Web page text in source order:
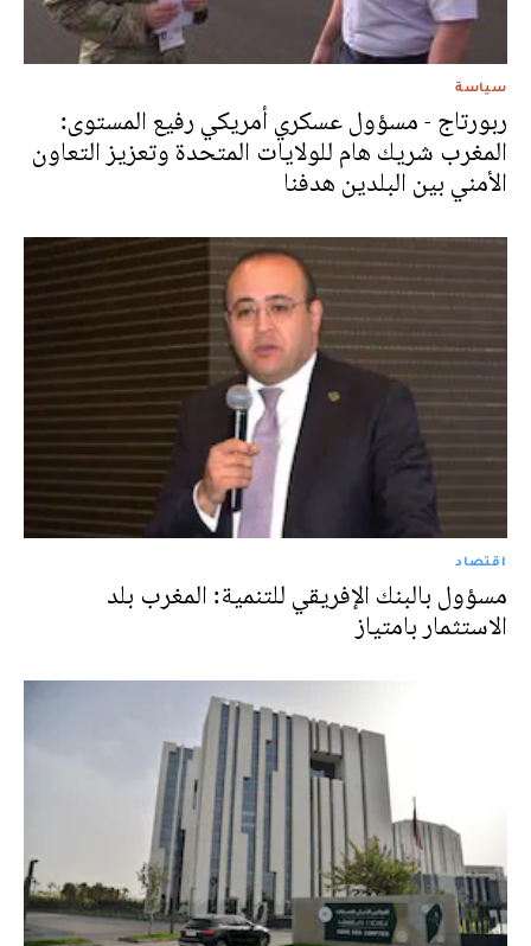
سياسة
ربورتاج - مسؤول عسكري أمريكي رفيع المستوى:
المغرب شريك هام للولايات المتحدة وتعزيز التعاون
الأمني بين البلدين هدفنا
اقتصاد
مسؤول بالبنك الإفريقي للتنمية: المغرب بلد
الاستثمار بامتياز